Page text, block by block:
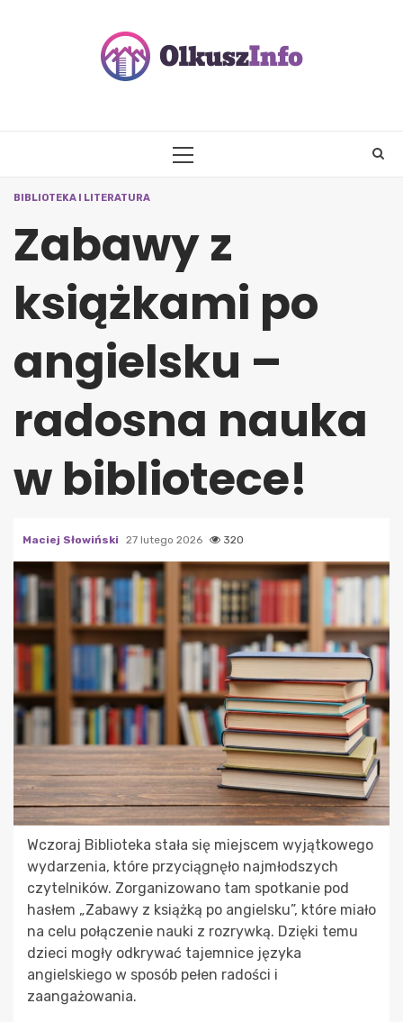
PRIMARY
BIBLIOTEKA I LITERATURA
Zabawy z
książkami po
angielsku –
radosna nauka
w bibliotece!
Maciej Słowiński 27 lutego 2026 320
Wczoraj Biblioteka stała się miejscem wyjątkowego
wydarzenia, które przyciągnęło najmłodszych
czytelników. Zorganizowano tam spotkanie pod
hasłem „Zabawy z książką po angielsku”, które miało
na celu połączenie nauki z rozrywką. Dzięki temu
dzieci mogły odkrywać tajemnice języka
angielskiego w sposób pełen radości i
zaangażowania.